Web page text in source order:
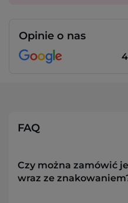
Opinie o nas
FAQ
Czy można zamówić
wraz ze